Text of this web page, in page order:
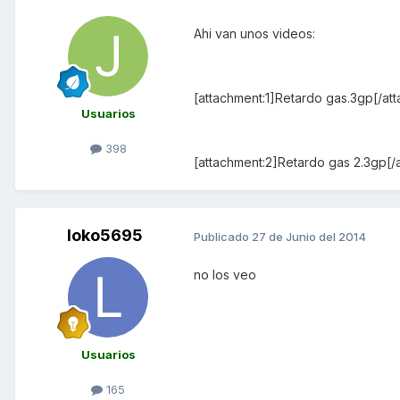
Usuarios
398
Ahi van unos videos:
[attachment:1]Retardo gas.3gp[/
[attachment:2]Retardo gas 2.3gp[/
loko5695
Usuarios
165
Publicado 27 de Junio del 2014
no los veo